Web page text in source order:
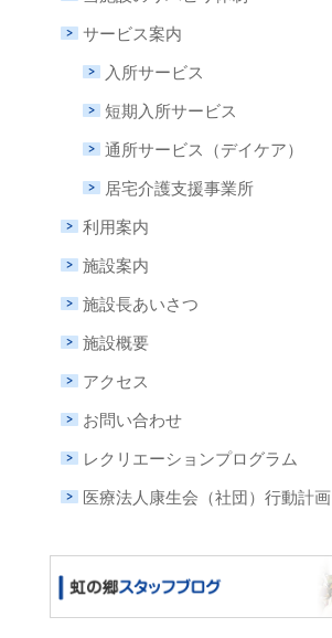
サービス案内
入所サービス
短期入所サービス
通所サービス（デイケア）
居宅介護支援事業所
利用案内
施設案内
施設長あいさつ
施設概要
アクセス
お問い合わせ
レクリエーションプログラム
医療法人康生会（社団）行動計画